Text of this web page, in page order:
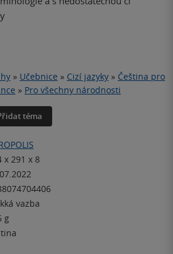
» Učebnice » Cizí jazyky » Čeština pro
» Pro všechny národnosti
téma
x 291 x 8
vazba
g